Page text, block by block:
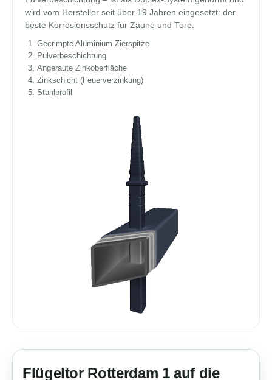
wird vom Hersteller seit über 19 Jahren eingesetzt: der
beste Korrosionsschutz für Zäune und Tore.
Gecrimpte Aluminium-Zierspitze
Pulverbeschichtung
Angeraute Zinkoberfläche
Zinkschicht (Feuerverzinkung)
Stahlprofil
Flügeltor Rotterdam 1 auf die